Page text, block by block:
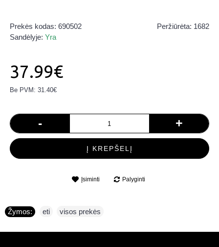
Peržiūrėta: 1682
Prekės kodas: 690502
Sandėlyje: Yra
37.99€
Be PVM: 31.40€
- +
Į KREPŠELĮ
Įsiminti Palyginti
Žymos: eti visos prekės